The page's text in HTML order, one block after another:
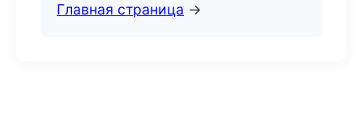
Главная страница →